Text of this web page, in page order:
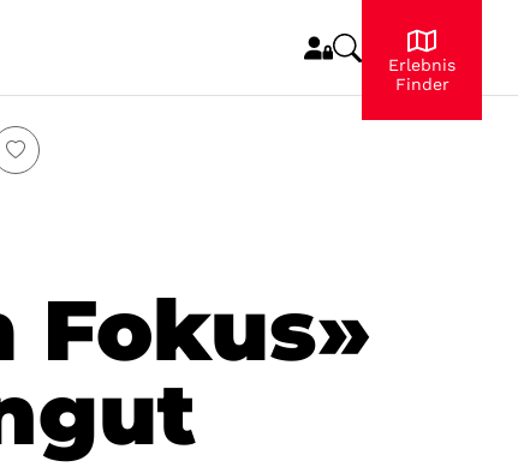
Erlebnis
Finder
Fokus»